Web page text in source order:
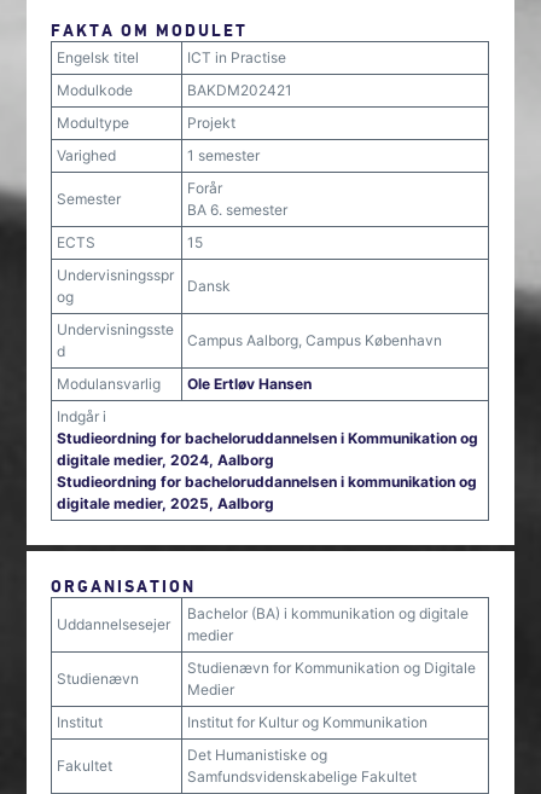
FAKTA OM MODULET
Engelsk titel
ICT in Practise
Modulkode
BAKDM202421
Modultype
Projekt
Varighed
1 semester
Semester
Forår
BA 6. semester
ECTS
15
Undervisningsspr
og
Dansk
Undervisningsste
d
Campus Aalborg, Campus København
Modulansvarlig
Ole Ertløv Hansen
Indgår i
Studieordning for bacheloruddannelsen i Kommunikation og
digitale medier, 2024, Aalborg
Studieordning for bacheloruddannelsen i kommunikation og
digitale medier, 2025, Aalborg
ORGANISATION
Uddannelsesejer
Bachelor (BA) i kommunikation og digitale
medier
Studienævn
Studienævn for Kommunikation og Digitale
Medier
Institut
Institut for Kultur og Kommunikation
Fakultet
Det Humanistiske og
Samfundsvidenskabelige Fakultet